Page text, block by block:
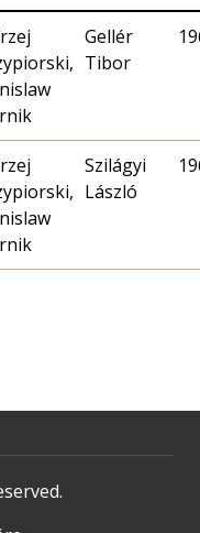
Gellér
Tibor
Szilágyi
László